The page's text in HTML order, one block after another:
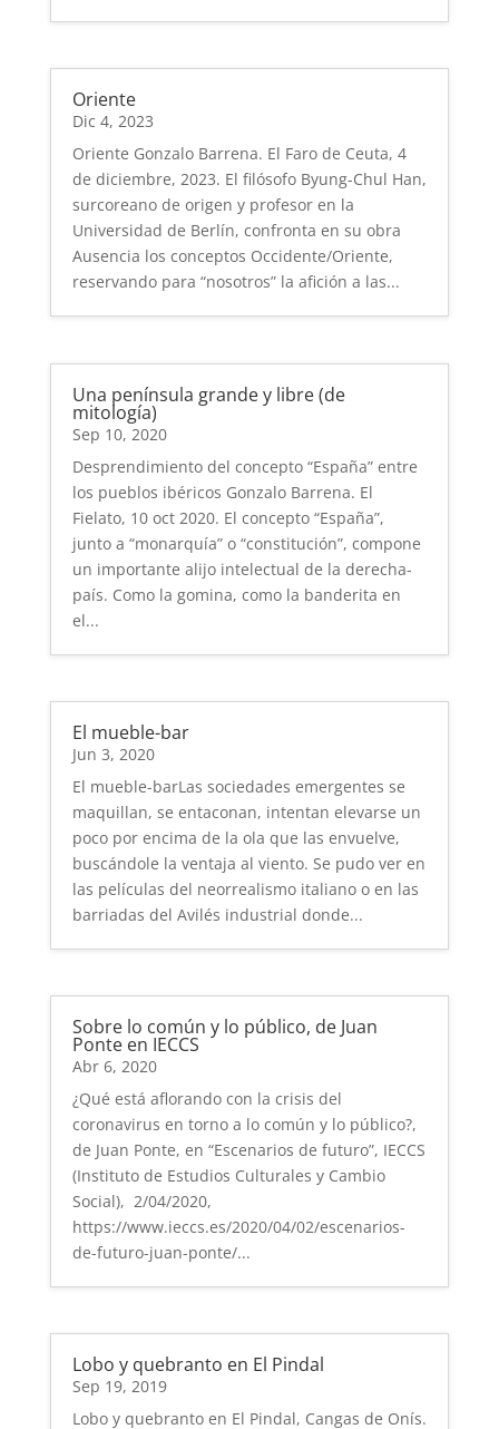
Oriente
Dic 4, 2023
Oriente Gonzalo Barrena. El Faro de Ceuta, 4
de diciembre, 2023. El filósofo Byung-Chul Han,
surcoreano de origen y profesor en la
Universidad de Berlín, confronta en su obra
Ausencia los conceptos Occidente/Oriente,
reservando para “nosotros” la afición a las...
Una península grande y libre (de
mitología)
Sep 10, 2020
Desprendimiento del concepto “España” entre
los pueblos ibéricos Gonzalo Barrena. El
Fielato, 10 oct 2020. El concepto “España”,
junto a “monarquía” o “constitución”, compone
un importante alijo intelectual de la derecha-
país. Como la gomina, como la banderita en
el...
El mueble-bar
Jun 3, 2020
El mueble-barLas sociedades emergentes se
maquillan, se entaconan, intentan elevarse un
poco por encima de la ola que las envuelve,
buscándole la ventaja al viento. Se pudo ver en
las películas del neorrealismo italiano o en las
barriadas del Avilés industrial donde...
Sobre lo común y lo público, de Juan
Ponte en IECCS
Abr 6, 2020
¿Qué está aflorando con la crisis del
coronavirus en torno a lo común y lo público?,
de Juan Ponte, en “Escenarios de futuro”, IECCS
(Instituto de Estudios Culturales y Cambio
Social), 2/04/2020,
https://www.ieccs.es/2020/04/02/escenarios-
de-futuro-juan-ponte/...
Lobo y quebranto en El Pindal
Sep 19, 2019
Lobo y quebranto en El Pindal, Cangas de Onís.